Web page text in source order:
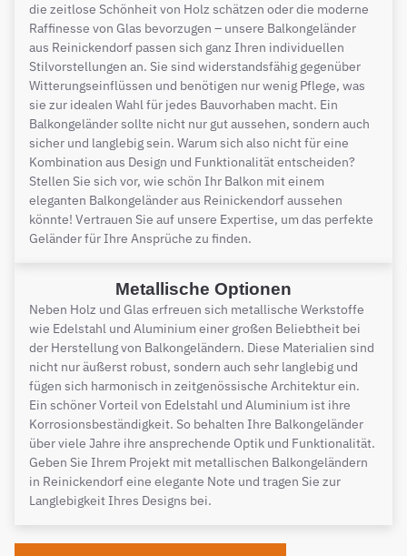
die zeitlose Schönheit von Holz schätzen oder die moderne
Raffinesse von Glas bevorzugen – unsere Balkongeländer
aus Reinickendorf passen sich ganz Ihren individuellen
Stilvorstellungen an. Sie sind widerstandsfähig gegenüber
Witterungseinflüssen und benötigen nur wenig Pflege, was
sie zur idealen Wahl für jedes Bauvorhaben macht. Ein
Balkongeländer sollte nicht nur gut aussehen, sondern auch
sicher und langlebig sein. Warum sich also nicht für eine
Kombination aus Design und Funktionalität entscheiden?
Stellen Sie sich vor, wie schön Ihr Balkon mit einem
eleganten Balkongeländer aus Reinickendorf aussehen
könnte! Vertrauen Sie auf unsere Expertise, um das perfekte
Geländer für Ihre Ansprüche zu finden.
Metallische Optionen
Neben Holz und Glas erfreuen sich metallische Werkstoffe
wie Edelstahl und Aluminium einer großen Beliebtheit bei
der Herstellung von Balkongeländern. Diese Materialien sind
nicht nur äußerst robust, sondern auch sehr langlebig und
fügen sich harmonisch in zeitgenössische Architektur ein.
Ein schöner Vorteil von Edelstahl und Aluminium ist ihre
Korrosionsbeständigkeit. So behalten Ihre Balkongeländer
über viele Jahre ihre ansprechende Optik und Funktionalität.
Geben Sie Ihrem Projekt mit metallischen Balkongeländern
in Reinickendorf eine elegante Note und tragen Sie zur
Langlebigkeit Ihres Designs bei.